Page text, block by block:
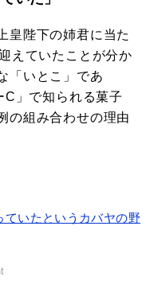
皇陛下の姉君に当た
えていたことが分か
「いとこ」であ
C」で知られる菓子
の組み合わせの理由
ていたというカバヤの野